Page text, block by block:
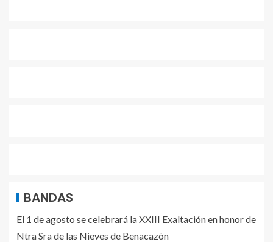
BANDAS
El 1 de agosto se celebrará la XXIII Exaltación en honor de
Ntra Sra de las Nieves de Benacazón